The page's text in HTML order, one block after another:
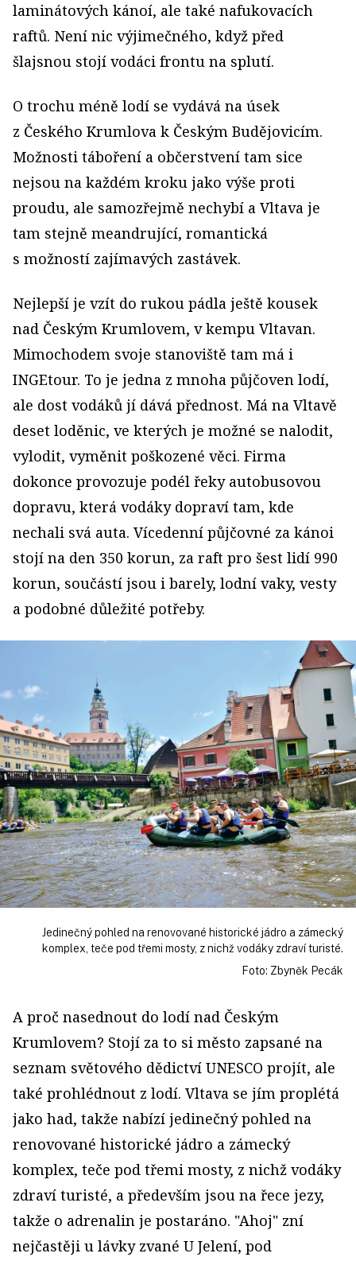
laminátových kánoí, ale také nafukovacích
raftů. Není nic výjimečného, když před
šlajsnou stojí vodáci frontu na splutí.
O trochu méně lodí se vydává na úsek
z Českého Krumlova k Českým Budějovicím.
Možnosti táboření a občerstvení tam sice
nejsou na každém kroku jako výše proti
proudu, ale samozřejmě nechybí a Vltava je
tam stejně meandrující, romantická
s možností zajímavých zastávek.
Nejlepší je vzít do rukou pádla ještě kousek
nad Českým Krumlovem, v kempu Vltavan.
Mimochodem svoje stanoviště tam má i
INGEtour. To je jedna z mnoha půjčoven lodí,
ale dost vodáků jí dává přednost. Má na Vltavě
deset loděnic, ve kterých je možné se nalodit,
vylodit, vyměnit poškozené věci. Firma
dokonce provozuje podél řeky autobusovou
dopravu, která vodáky dopraví tam, kde
nechali svá auta. Vícedenní půjčovné za kánoi
stojí na den 350 korun, za raft pro šest lidí 990
korun, součástí jsou i barely, lodní vaky, vesty
a podobné důležité potřeby.
Jedinečný pohled na renovované historické jádro a zámecký
komplex, teče pod třemi mosty, z nichž vodáky zdraví turisté.
Foto: Zbyněk Pecák
A proč nasednout do lodí nad Českým
Krumlovem? Stojí za to si město zapsané na
seznam světového dědictví UNESCO projít, ale
také prohlédnout z lodí. Vltava se jím proplétá
jako had, takže nabízí jedinečný pohled na
renovované historické jádro a zámecký
komplex, teče pod třemi mosty, z nichž vodáky
zdraví turisté, a především jsou na řece jezy,
takže o adrenalin je postaráno. "Ahoj" zní
nejčastěji u lávky zvané U Jelení, pod